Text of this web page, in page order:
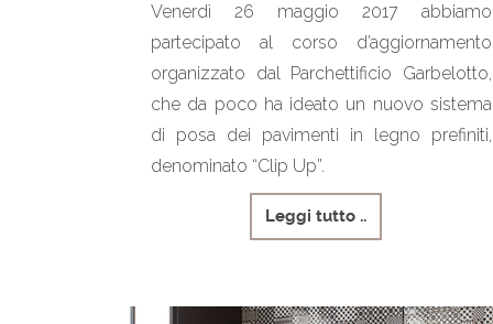
Venerdì 26 maggio 2017 abbiamo
partecipato al corso d’aggiornamento
organizzato dal Parchettificio Garbelotto,
che da poco ha ideato un nuovo sistema
di posa dei pavimenti in legno prefiniti,
denominato “Clip Up”.
Leggi tutto ..